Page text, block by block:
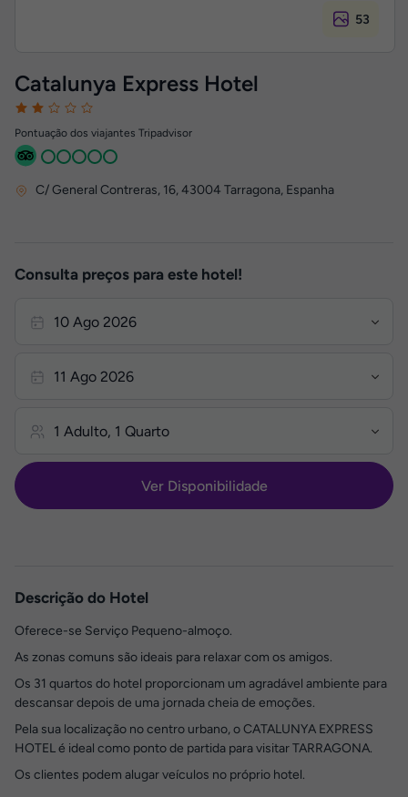
53
Catalunya Express Hotel
Pontuação dos viajantes Tripadvisor
C/ General Contreras, 16, 43004 Tarragona, Espanha
Consulta preços para este hotel!
Ver Disponibilidade
Descrição do Hotel
Oferece-se Serviço Pequeno-almoço.
As zonas comuns são ideais para relaxar com os amigos.
Os 31 quartos do hotel proporcionam um agradável ambiente para
descansar depois de uma jornada cheia de emoções.
Pela sua localização no centro urbano, o CATALUNYA EXPRESS
HOTEL é ideal como ponto de partida para visitar TARRAGONA.
Os clientes podem alugar veículos no próprio hotel.